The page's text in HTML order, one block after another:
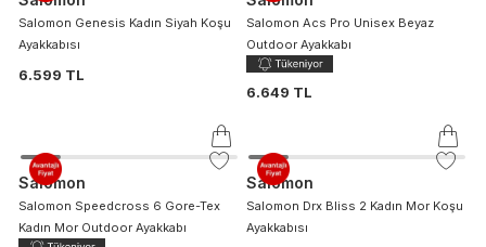
Salomon Genesis Kadın Siyah Koşu
Ayakkabısı
6.599 TL
Salomon Acs Pro Unisex Beyaz
Outdoor Ayakkabı
6.649 TL
Salomon
Salomon Speedcross 6 Gore-Tex
Kadın Mor Outdoor Ayakkabı
Salomon
Salomon Drx Bliss 2 Kadın Mor Koşu
Ayakkabısı